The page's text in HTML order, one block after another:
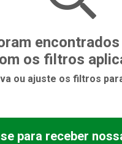
os filtros
ou ajuste os filtros
para receber